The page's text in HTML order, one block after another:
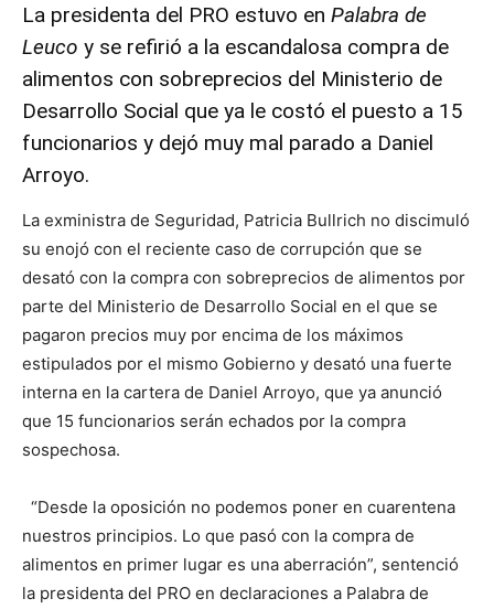
La presidenta del PRO estuvo en Palabra de
Leuco y se refirió a la escandalosa compra de
alimentos con sobreprecios del Ministerio de
Desarrollo Social que ya le costó el puesto a 15
funcionarios y dejó muy mal parado a Daniel
Arroyo.
La exministra de Seguridad, Patricia Bullrich no discimuló
su enojó con el reciente caso de corrupción que se
desató con la compra con sobreprecios de alimentos por
parte del Ministerio de Desarrollo Social en el que se
pagaron precios muy por encima de los máximos
estipulados por el mismo Gobierno y desató una fuerte
interna en la cartera de Daniel Arroyo, que ya anunció
que 15 funcionarios serán echados por la compra
sospechosa.
“Desde la oposición no podemos poner en cuarentena
nuestros principios. Lo que pasó con la compra de
alimentos en primer lugar es una aberración”, sentenció
la presidenta del PRO en declaraciones a Palabra de